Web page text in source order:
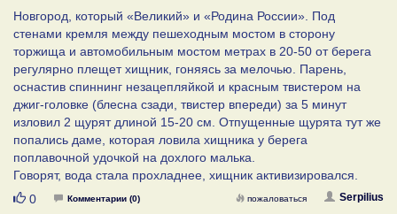
Новгород, который «Великий» и «Родина России». Под
стенами кремля между пешеходным мостом в сторону
торжища и автомобильным мостом метрах в 20-50 от берега
регулярно плещет хищник, гоняясь за мелочью. Парень,
оснастив спиннинг незацепляйкой и красным твистером на
джиг-головке (блесна сзади, твистер впереди) за 5 минут
изловил 2 щурят длиной 15-20 см. Отпущенные щурята тут же
попались даме, которая ловила хищника у берега
поплавочной удочкой на дохлого малька.
Говорят, вода стала прохладнее, хищник активизировался.
Нравится
0 Комментарии (0) Serpilius
пожаловаться